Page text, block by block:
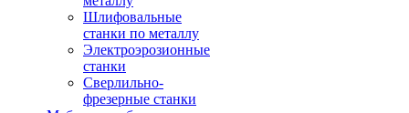
Шлифовальные
станки по металлу
Электроэрозионные
станки
Сверлильно-
фрезерные станки